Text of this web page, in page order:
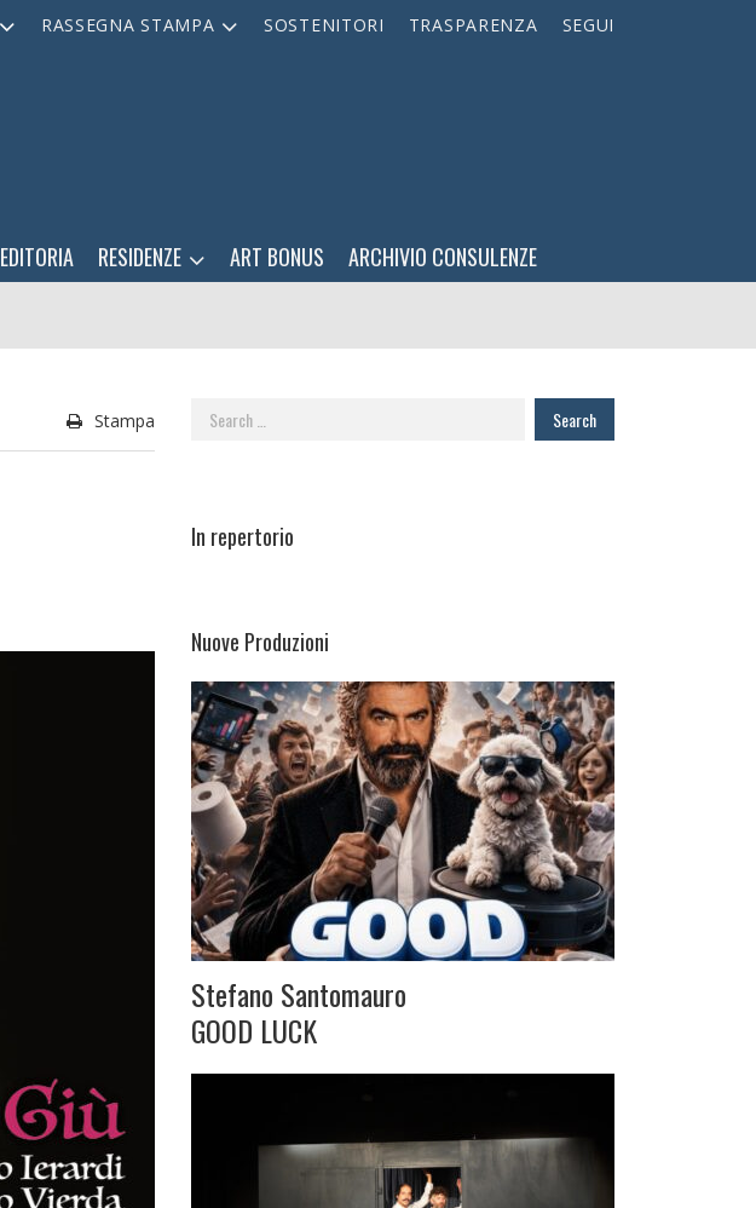
RASSEGNA STAMPA SOSTENITORI TRASPARENZA SEGUI
EDITORIA RESIDENZE ART BONUS ARCHIVIO CONSULENZE
Stampa
Search
for:
In repertorio
Nuove Produzioni
Stefano Santomauro
GOOD LUCK